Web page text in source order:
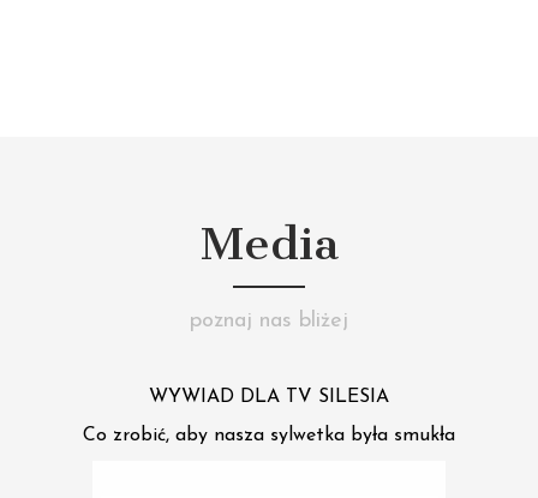
Media
poznaj nas bliżej
WYWIAD DLA TV SILESIA
Co zrobić, aby nasza sylwetka była smukła